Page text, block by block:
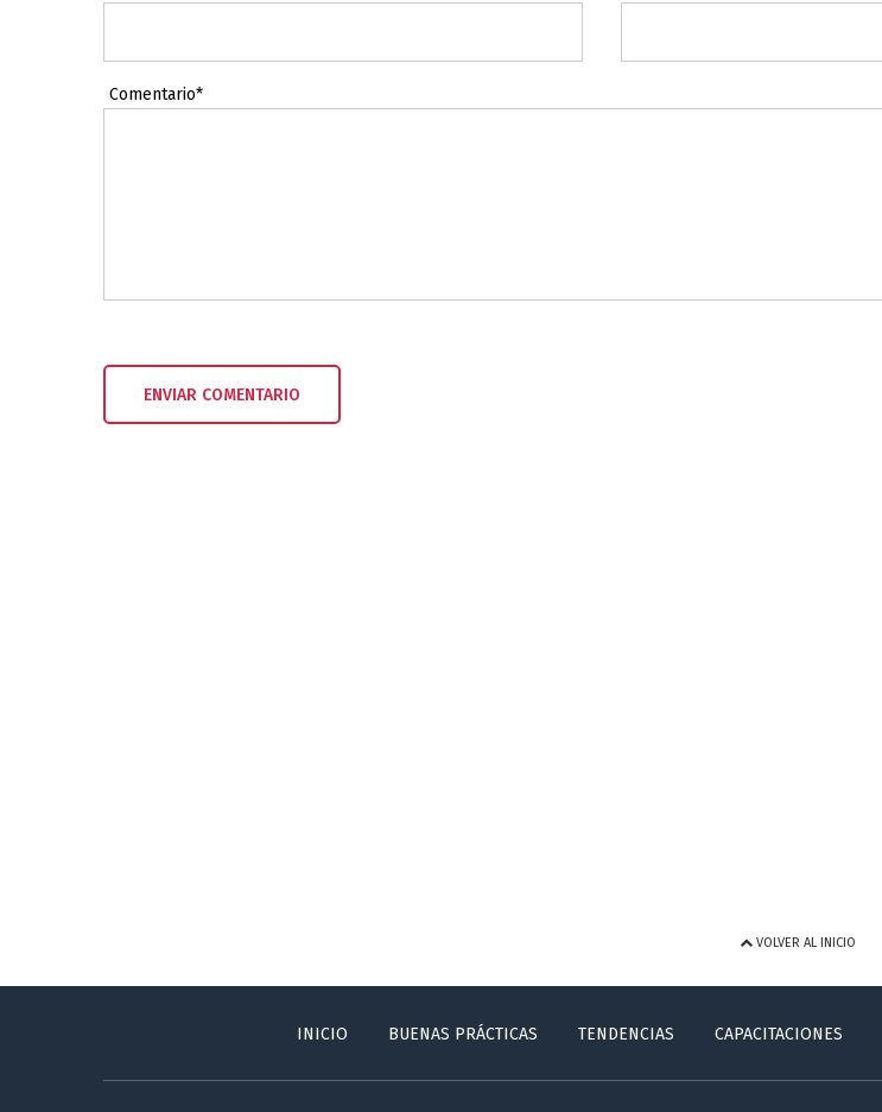
Comentario*
VOLVER AL INICIO
INICIO BUENAS PRÁCTICAS TENDENCIAS CAPACITACIONES